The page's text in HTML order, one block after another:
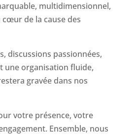
multidimensionnel,
de la cause des
discussions passionnées,
une organisation fluide,
gravée dans nos
votre présence, votre
Ensemble, nous